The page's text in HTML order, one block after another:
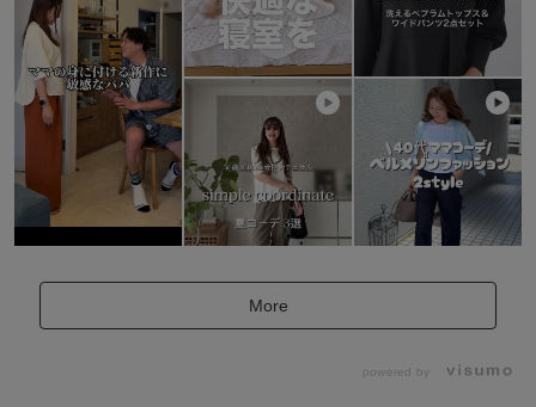
More
powered by